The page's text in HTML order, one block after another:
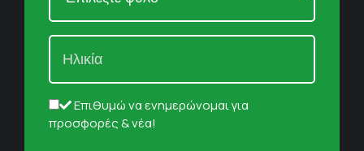
Επιθυμώ να ενημερώνομαι για
προσφορές & νέα!